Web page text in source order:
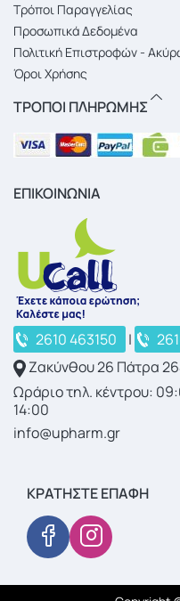
Τρόποι Παραγγελίας
Προσωπικά Δεδομένα
Πολιτική Επιστροφών -
Όροι Χρήσης
ΤΡΟΠΟΙ ΠΛΗΡΩΜΗΣ
ΕΠΙΚΟΙΝΩΝΙΑ
2610 463150 |
Ζακύνθου 26 Πάτρα
Ωράριο τηλ. κέντρου:
14:00
info@upharm.gr
ΚΡΑΤΉΣΤΕ ΕΠΑΦΉ